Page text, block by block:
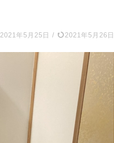
2021年5月25日 / 2021年5月26日